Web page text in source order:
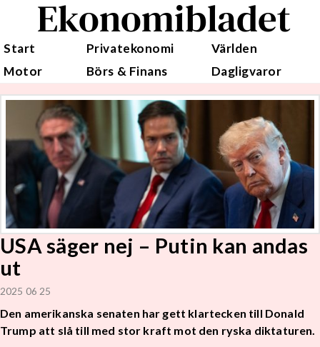
Ekonomibladet
Start Privatekonomi
Världen
Motor
Börs & Finans Dagligvaror
USA säger nej – Putin kan andas
ut
2025 06 25
Den amerikanska senaten har gett klartecken till Donald
Trump att slå till med stor kraft mot den ryska diktaturen.